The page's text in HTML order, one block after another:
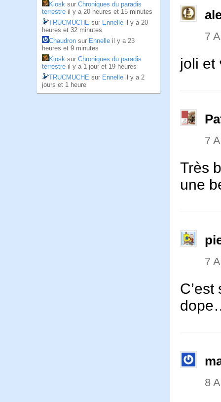
Kiosk sur Chroniques du paradis
terrestre il y a 20 heures et 15 minutes
TRUCMUCHE sur Ennelle il y a 20
heures et 32 minutes
Chaudron sur Ennelle il y a 23
heures et 9 minutes
Kiosk sur Chroniques du paradis
terrestre il y a 1 jour et 19 heures
TRUCMUCHE sur Ennelle il y a 2
jours et 1 heure
7
joli
7
Très
une
7
8